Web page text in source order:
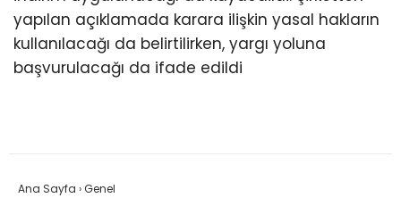
yapılan açıklamada karara ilişkin yasal hakların
kullanılacağı da belirtilirken, yargı yoluna
başvurulacağı da ifade edildi
Ana Sayfa ›Genel